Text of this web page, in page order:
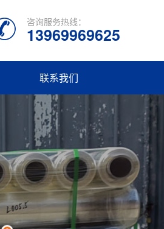
咨询服务热线：
13969969625
联系我们